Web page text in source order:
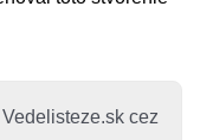
cez